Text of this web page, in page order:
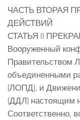
ЧАСТЬ ВТОРАЯ
ДЕЙСТВИЙ
СТАТЬЯ II
Вооруженный
Правительством
объединенными
(ЛОПД), и
(ДДЛ) настоящим
Соответственно,